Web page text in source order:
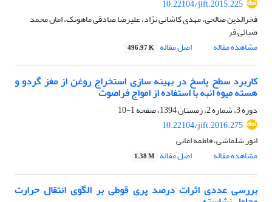
10.22104/jift.2015.225
فخرالدین صالحی، مهدی کاشانی نژاد، علیرضا صادقی ماهونک، امان محمد
ضیائی فر
مشاهده مقاله
اصل مقاله 496.97 K
کاربرد سطح پاسخ در بهینه سازی استخراج روغن از مغز گردو و
هسته میوه انبه با استفاده از امواج فراصوت
دوره 3، شماره 2، زمستان 1394، صفحه
1-10
10.22104/jift.2016.275
انور شلماشی، فاطمه امانی
مشاهده مقاله
اصل مقاله 1.38 M
بررسی عددی اثرات درصد پری قوطی بر الگوی انتقال حرارت